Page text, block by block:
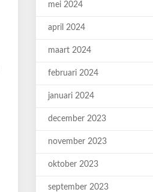
mei 2024
april 2024
maart 2024
februari 2024
januari 2024
december 2023
november 2023
oktober 2023
september 2023